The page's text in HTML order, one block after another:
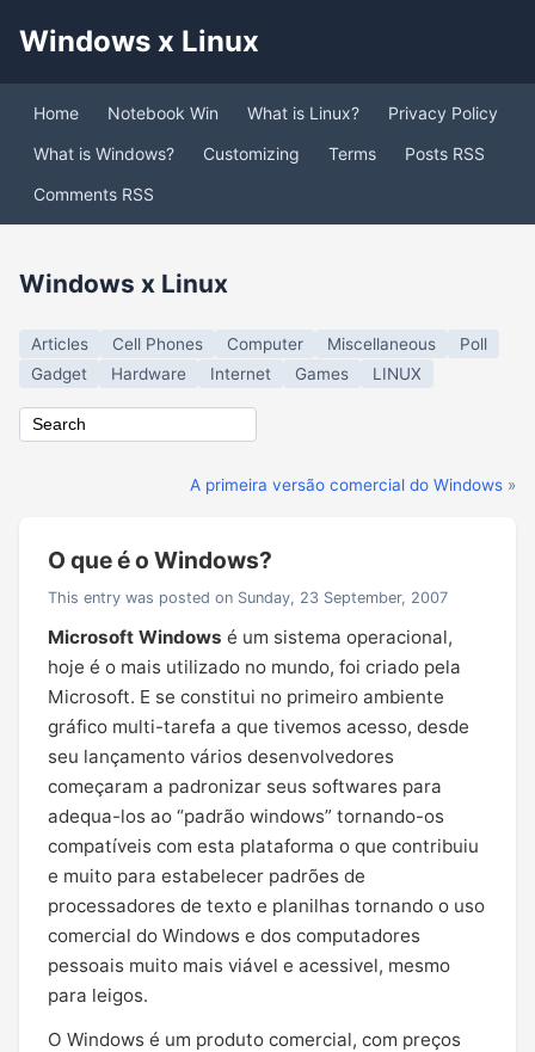
Windows x Linux
Home Notebook Win What is Linux?
Privacy Policy
What is Windows?
Customizing Terms
Posts RSS
Comments RSS
Windows x Linux
Articles Cell Phones Computer Miscellaneous
Poll
Gadget
Hardware Internet Games LINUX
A primeira versão comercial do Windows »
O que é o Windows?
This entry was posted on Sunday, 23 September, 2007
Microsoft Windows é um sistema operacional,
hoje é o mais utilizado no mundo, foi criado pela
Microsoft. E se constitui no primeiro ambiente
gráfico multi-tarefa a que tivemos acesso, desde
seu lançamento vários desenvolvedores
começaram a padronizar seus softwares para
adequa-los ao “padrão windows” tornando-os
compatíveis com esta plataforma o que contribuiu
e muito para estabelecer padrões de
processadores de texto e planilhas tornando o uso
comercial do Windows e dos computadores
pessoais muito mais viável e acessivel, mesmo
para leigos.
O Windows é um produto comercial, com preços